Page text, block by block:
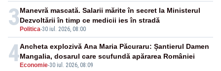
3 Politica-30 iul. 2026, 08:00
Manevră mascată. Salarii mărite în secret la Ministerul
Dezvoltării în timp ce medicii ies în stradă
4 Economie-30 iul. 2026, 08:09
Ancheta explozivă Ana Maria Păcuraru: Șantierul Damen
Mangalia, dosarul care scufundă apărarea României